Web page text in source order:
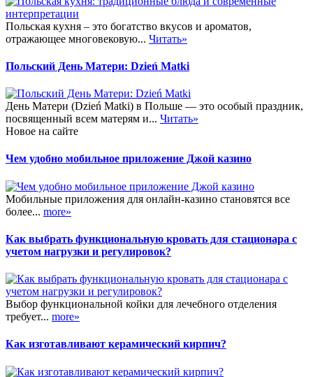
Польская кухня – это богатство вкусов и ароматов,
отражающее многовековую... Читать»
Польский День Матери: Dzień Matki
День Матери (Dzień Matki) в Польше — это особый праздник,
посвященный всем матерям и... Читать»
Новое на сайте
Чем удобно мобильное приложение Джой казино
Мобильные приложения для онлайн-казино становятся все
более... more»
Как выбрать функциональную кровать для стационара с
учетом нагрузки и регулировок?
Выбор функциональной койки для лечебного отделения
требует... more»
Как изготавливают керамический кирпич?